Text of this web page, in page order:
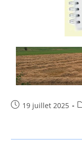
19 juillet 2025